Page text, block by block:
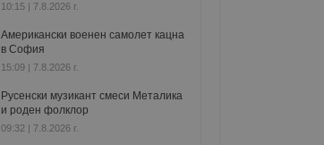
10:15 | 7.8.2026 г.
Американски военен самолет кацна
в София
15:09 | 7.8.2026 г.
Русенски музикант смеси Металика
и роден фолклор
09:32 | 7.8.2026 г.